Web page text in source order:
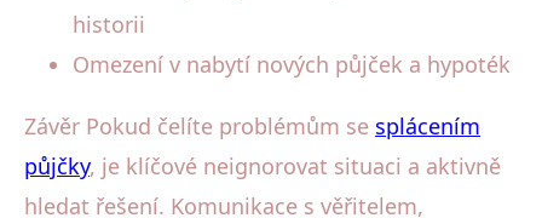
historii
Omezení v nabytí nových půjček a hypoték
Závěr Pokud čelíte problémům se splácením
půjčky, je klíčové neignorovat situaci a aktivně
hledat řešení. Komunikace s věřitelem,